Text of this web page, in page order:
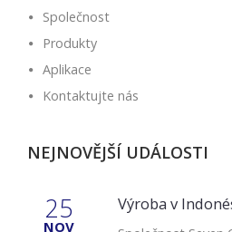
Společnost
Produkty
Aplikace
Kontaktujte nás
NEJNOVĚJŠÍ UDÁLOSTI
25
NOV
Výroba v